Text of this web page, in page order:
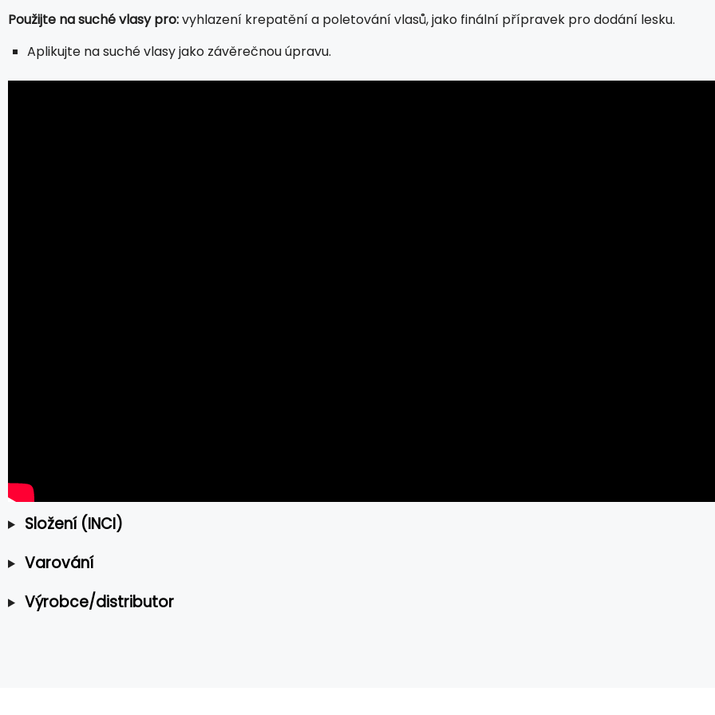
Použijte na suché vlasy pro:vyhlazení krepatění a poletování vlasů, jako finální přípravek pro dodání lesku.
Aplikujte na suché vlasy jako závěrečnou úpravu.
Složení (INCI)
Varování
Výrobce/distributor